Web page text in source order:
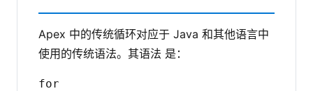
Apex 中的传统循环对应于 Java 和其他语言中
使用的传统语法。其语法 是：
for